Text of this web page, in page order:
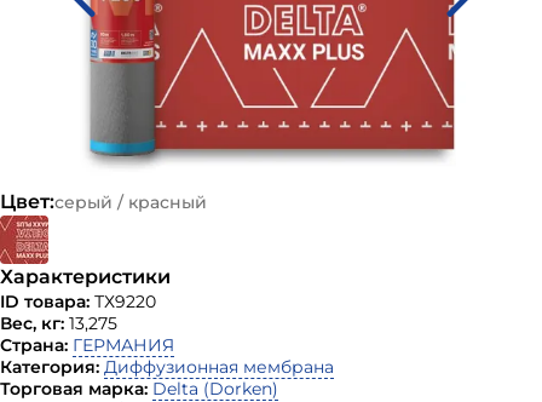
Цвет:серый / красный
Характеристики
ID товара: ТХ9220
Вес, кг: 13,275
Страна: ГЕРМАНИЯ
Категория: Диффузионная мембрана
Торговая марка: Delta (Dorken)